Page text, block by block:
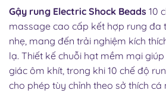
Gậy rung Electric Shock Beads 10
massage cao cấp kết hợp rung đa
nhẹ, mang đến trải nghiệm kích
lạ. Thiết kế chuỗi hạt mềm mại
giác ôm khít, trong khi 10 chế độ
cho phép tùy chỉnh theo sở thích cá